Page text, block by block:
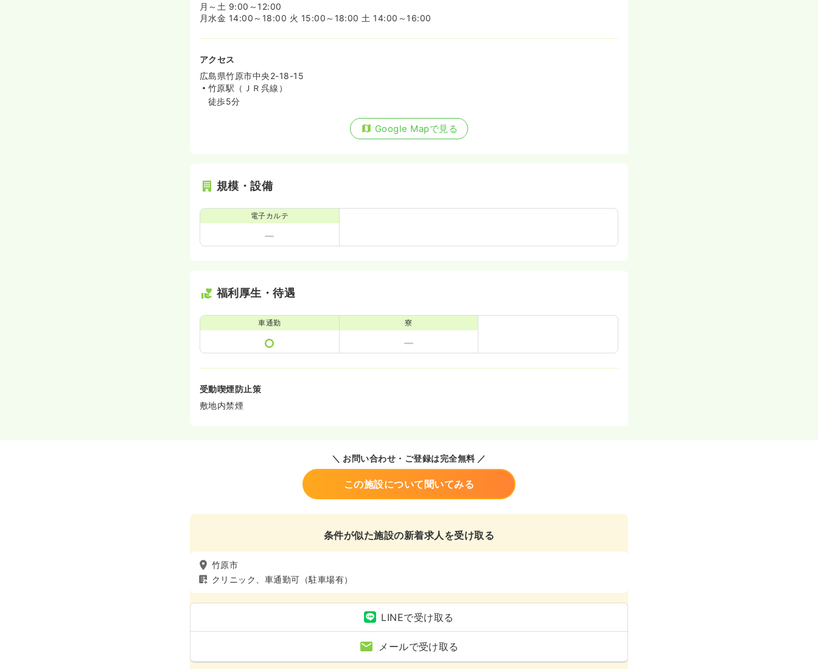
月～土 9:00～12:00
月水金 14:00～18:00 火 15:00～18:00 土 14:00～16:00
アクセス
広島県竹原市中央2-18-15
竹原駅（ＪＲ呉線）
徒歩5分
Google Mapで見る
規模・設備
電子カルテ
福利厚生・待遇
車通勤 寮
受動喫煙防止策
敷地内禁煙
＼ お問い合わせ・ご登録は完全無料 ／
この施設について聞いてみる
条件が似た施設の新着求人を受け取る
竹原市
クリニック、車通勤可（駐車場有）
LINEで受け取る
メールで受け取る